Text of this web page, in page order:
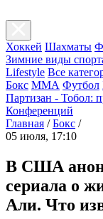
Хоккей Шахматы
Зимние виды
Lifestyle Все
Бокс ММА Футбол
Партизан - Тобол:
Конференций
Главная / Бокс /
05 июля, 17:10
В США
сериала о
Али. Что